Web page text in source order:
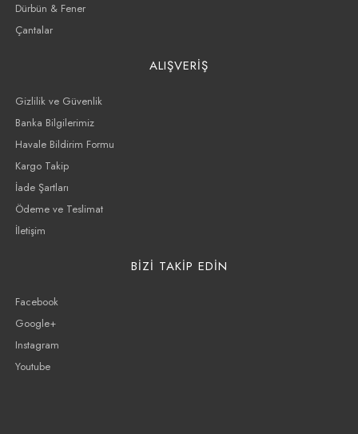
Dürbün & Fener
Çantalar
ALIŞVERİŞ
Gizlilik ve Güvenlik
Banka Bilgilerimiz
Havale Bildirim Formu
Kargo Takip
İade Şartları
Ödeme ve Teslimat
İletişim
BİZİ TAKİP EDİN
Facebook
Google+
Instagram
Youtube